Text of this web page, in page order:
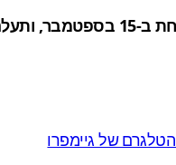
על דסטני ב-